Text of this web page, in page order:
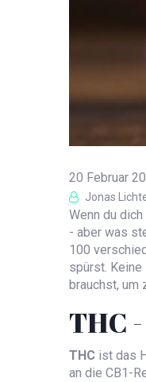
20 Februar
Jonas
Wenn du
- aber was
100
spürst.
brauchst, um
THC
THC ist das
an die CB1-